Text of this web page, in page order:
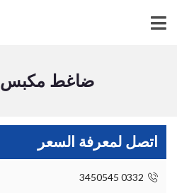
ضاغط مكبس 200 لتر
اتصل لمعرفة السعر
0332 3450545